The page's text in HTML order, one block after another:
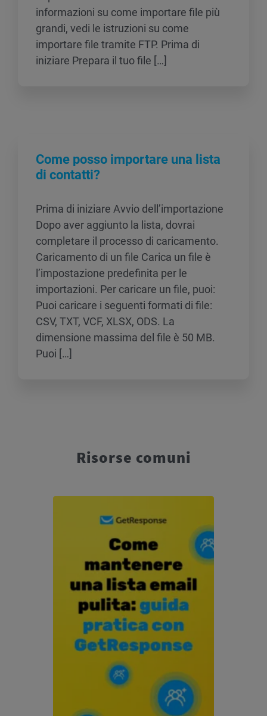
informazioni su come importare file più
grandi, vedi le istruzioni su come
importare file tramite FTP. Prima di
iniziare Prepara il tuo file […]
Come posso importare una lista
di contatti?
Prima di iniziare Avvio dell’importazione
Dopo aver aggiunto la lista, dovrai
completare il processo di caricamento.
Caricamento di un file Carica un file è
l’impostazione predefinita per le
importazioni. Per caricare un file, puoi:
Puoi caricare i seguenti formati di file:
CSV, TXT, VCF, XLSX, ODS. La
dimensione massima del file è 50 MB.
Puoi […]
Risorse comuni